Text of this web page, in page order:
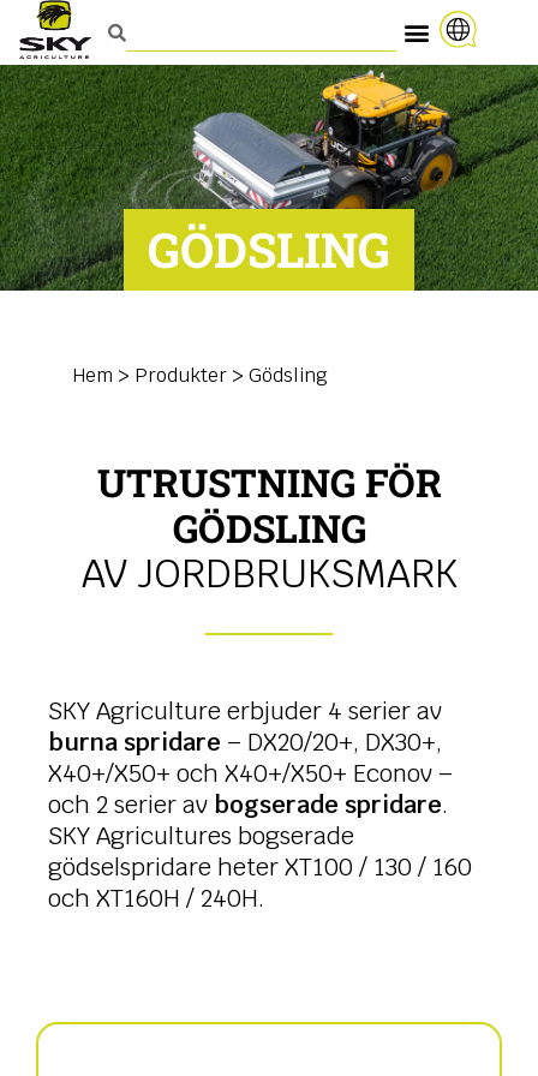
GÖDSLING
Hem > Produkter > Gödsling
UTRUSTNING FÖR
GÖDSLING
AV JORDBRUKSMARK
SKY Agriculture erbjuder 4 serier av
burna spridare – DX20/20+, DX30+,
X40+/X50+ och X40+/X50+ Econov –
och 2 serier av bogserade spridare.
SKY Agricultures bogserade
gödselspridare heter XT100 / 130 / 160
och XT160H / 240H.